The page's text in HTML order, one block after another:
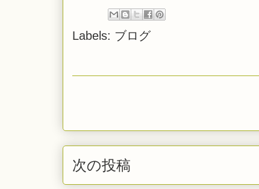
Labels: ブログ
次の投稿